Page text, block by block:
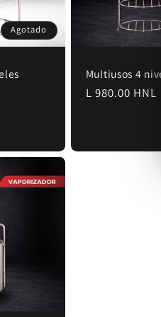
Agotado
Multiusos 4
Precio
L 980.00 HNL